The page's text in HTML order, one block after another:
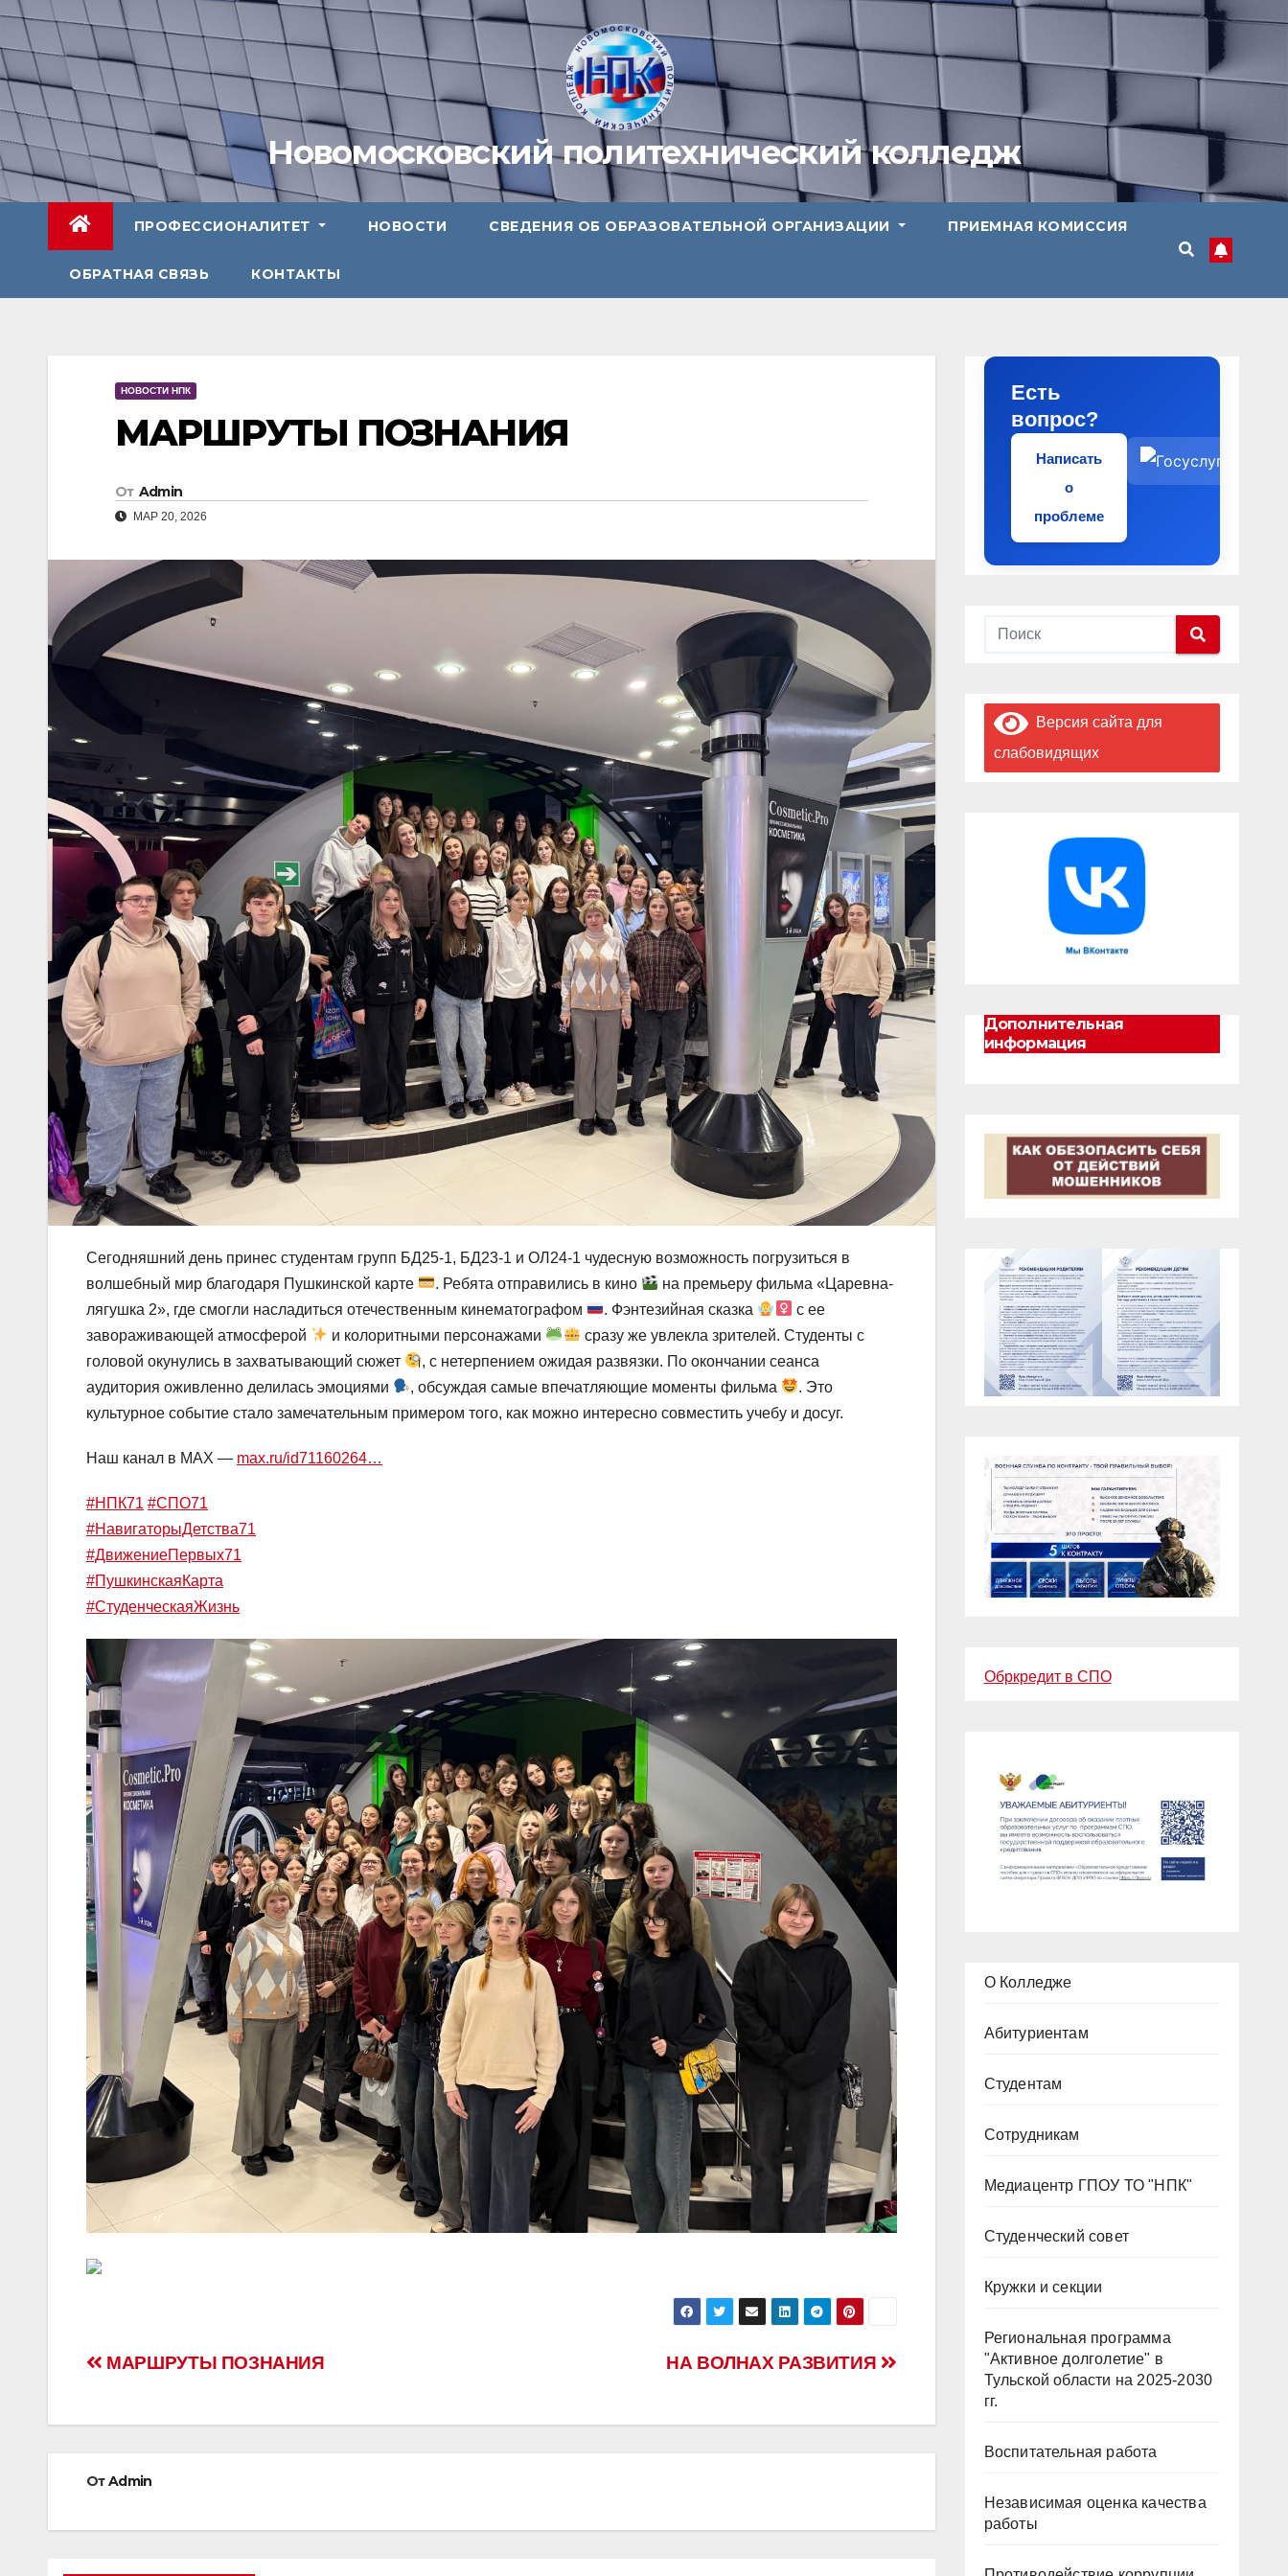
Перейти
содержимому
Новомосковский политехнический колледж
ПРОФЕССИОНАЛИТЕТ НОВОСТИ СВЕДЕНИЯ ОБ ОБРАЗОВАТЕЛЬНОЙ ОРГАНИЗАЦИИ ПРИЕМНАЯ КОМИССИЯ
ОБРАТНАЯ СВЯЗЬ КОНТАКТЫ
НОВОСТИ НПК
МАРШРУТЫ ПОЗНАНИЯ
От Admin
МАР 20, 2026
Сегодняшний день принес студентам групп БД25-1, БД23-1 и ОЛ24-1 чудесную возможность погрузиться в
волшебный мир благодаря Пушкинской карте
. Ребята отправились в кино
на премьеру фильма «Царевна-
лягушка 2», где смогли насладиться отечественным кинематографом
. Фэнтезийная сказка
с ее
завораживающей атмосферой
и колоритными персонажами
сразу же увлекла зрителей. Студенты с
головой окунулись в захватывающий сюжет
, с нетерпением ожидая развязки. По окончании сеанса
аудитория оживленно делилась эмоциями
, обсуждая самые впечатляющие моменты фильма
. Это
культурное событие стало замечательным примером того, как можно интересно совместить учебу и досуг.
Наш канал в MAX — max.ru/id71160264…
#НПК71 #СПО71
#НавигаторыДетства71
#ДвижениеПервых71
#ПушкинскаяКарта
#СтуденческаяЖизнь
Навигация
НА ВОЛНАХ РАЗВИТИЯ
МАРШРУТЫ ПОЗНАНИЯ
ОтAdmin
Есть
вопрос?
Написать
о
проблеме
Версия сайта для
слабовидящих
Дополнительная
информация
Обркредит в СПО
О Колледже
Абитуриентам
Студентам
Сотрудникам
Медиацентр ГПОУ ТО "НПК"
Студенческий совет
Кружки и секции
Региональная программа
"Активное долголетие" в
Тульской области на 2025-2030
гг.
Воспитательная работа
Независимая оценка качества
работы